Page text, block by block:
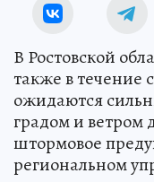
В Ростовской
также в течение
ожидаются
градом и ветром
штормовое
региональном